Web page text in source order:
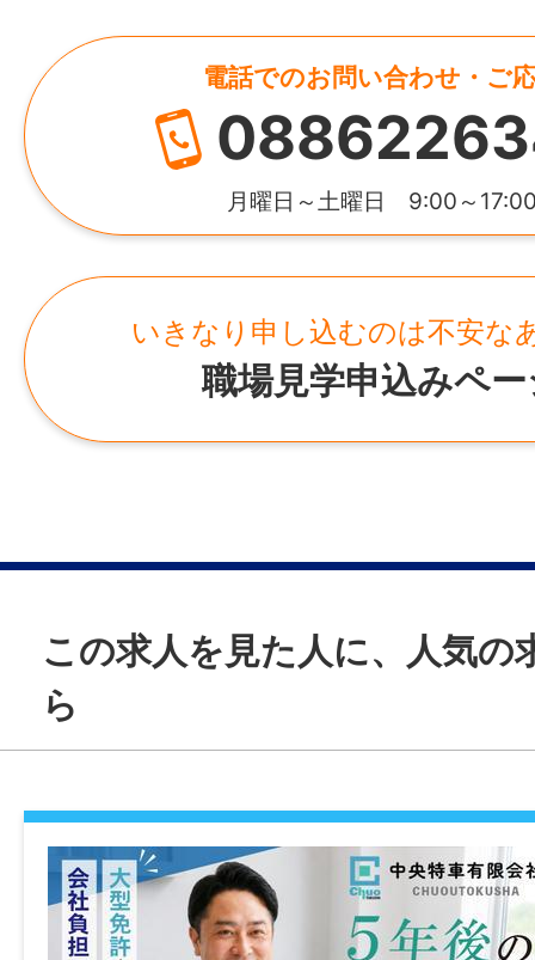
残業ほぼなし
と働きやすい環境で、
プライベートのON/OFFをつけられます！
この度事業拡大のため10名の増員をいたし
興味がある方は、応募先へ進むボタンをク
てください。★】
仕事内容変更の可能性：あり
就業場所
勤務地変更の可能性：なし
給与
徳島県板野郡松茂町中喜来字福有開拓３
電話でのお問い合わせ・ご
月曜日～土曜日 9:00～
いきなり申し込むのは不安な
職場見学申込みペ
この求人を見た人に、人気の
ら